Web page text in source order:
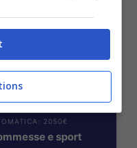
2050€
e sport